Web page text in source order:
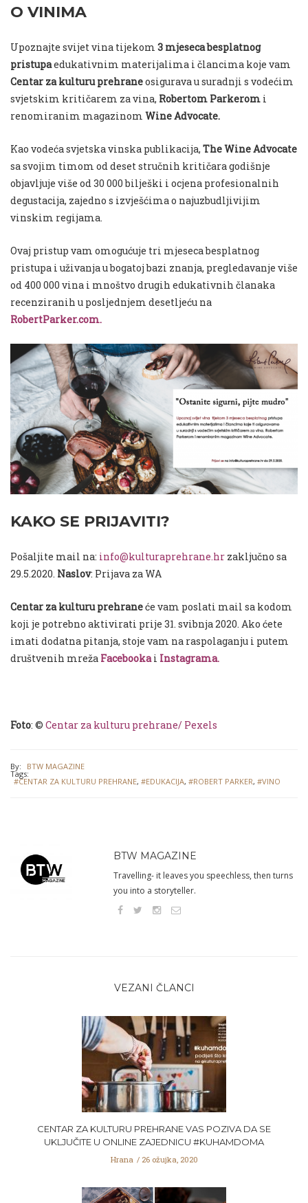
O VINIMA
Upoznajte svijet vina tijekom 3 mjeseca besplatnog
pristupaedukativnim materijalima i člancima koje vam
Centar za kulturu prehraneosigurava u suradnji s vodećim
svjetskim kritičarem za vina, Robertom Parkerom i
renomiranim magazinom Wine Advocate.
Kao vodeća svjetska vinska publikacija, The Wine Advocate
sa svojim timom od deset stručnih kritičara godišnje
objavljuje više od 30 000 bilješki i ocjena profesionalnih
degustacija, zajedno s izvješćima o najuzbudljivijim
vinskim regijama.
Ovaj pristup vam omogućuje tri mjeseca besplatnog
pristupa i uživanja u bogatoj bazi znanja, pregledavanje više
od 400 000 vina i mnoštvo drugih edukativnih članaka
recenziranih u posljednjem desetljeću na
RobertParker.com.
KAKO SE PRIJAVITI?
Pošaljite mail na: info@kulturaprehrane.hr zaključno sa
29.5.2020. Naslov: Prijava za WA
Centar za kulturu prehraneće vam poslati mail sa kodom
koji je potrebno aktivirati prije 31. svibnja 2020. Ako ćete
imati dodatna pitanja, stoje vam na raspolaganju i putem
društvenih mreža Facebookai Instagrama.
Foto: © Centar za kulturu prehrane/ Pexels
By: BTW MAGAZINE
Tags:
#CENTAR ZA KULTURU PREHRANE, #EDUKACIJA, #ROBERT PARKER, #VINO
BTW MAGAZINE
Travelling- it leaves you speechless, then turns
you into a storyteller.
VEZANI ČLANCI
CENTAR ZA KULTURU PREHRANE VAS POZIVA DA SE
UKLJUČITE U ONLINE ZAJEDNICU #KUHAMDOMA
Hrana 26 ožujka, 2020